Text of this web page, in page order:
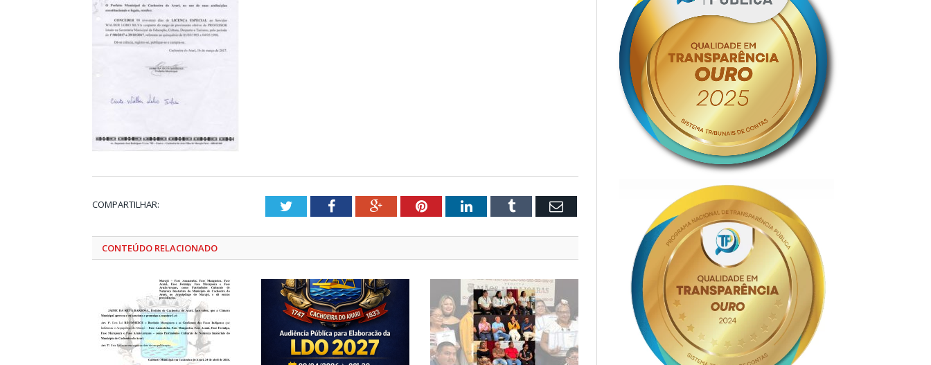
COMPARTILHAR: TwitterFacebookGoogle+PinterestLinkedInTumblr Email
CONTEÚDO RELACIONADO